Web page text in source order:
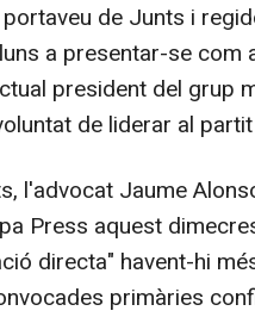
de Junts i
a presentar-se com
president del grup
de liderar al
l'advocat Jaume
Press aquest
directa" havent-hi
primàries